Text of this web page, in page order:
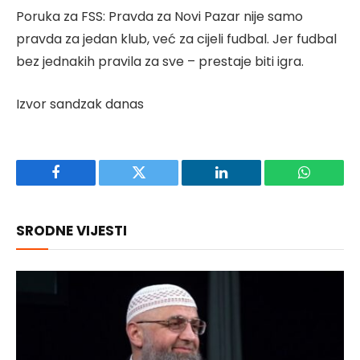
Poruka za FSS: Pravda za Novi Pazar nije samo
pravda za jedan klub, već za cijeli fudbal. Jer fudbal
bez jednakih pravila za sve – prestaje biti igra.
Izvor sandzak danas
Facebook Twitter LinkedIn
SRODNE VIJESTI